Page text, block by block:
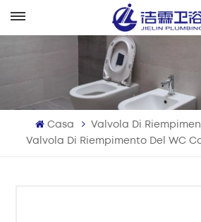
Français
Deutsch
Casa
Valvola Di
Valvola Di Riempimento Del WC